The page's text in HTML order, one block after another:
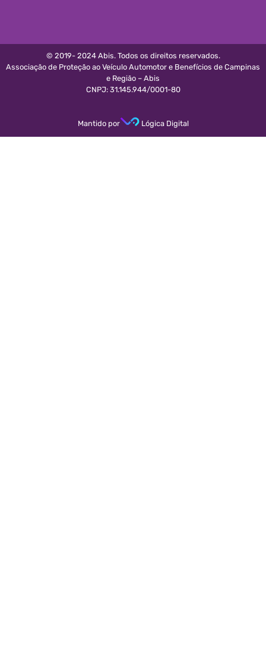
© 2019- 2024 Abis. Todos os direitos reservados.
Associação de Proteção ao Veículo Automotor e Benefícios de Campinas
e Região – Abis
CNPJ: 31.145.944/0001-80
Mantido por Lógica Digital